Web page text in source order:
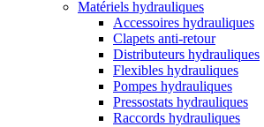
Matériels hydrauliques
Accessoires hydrauliques
Clapets anti-retour
Distributeurs hydrauliques
Flexibles hydrauliques
Pompes hydrauliques
Pressostats hydrauliques
Raccords hydrauliques